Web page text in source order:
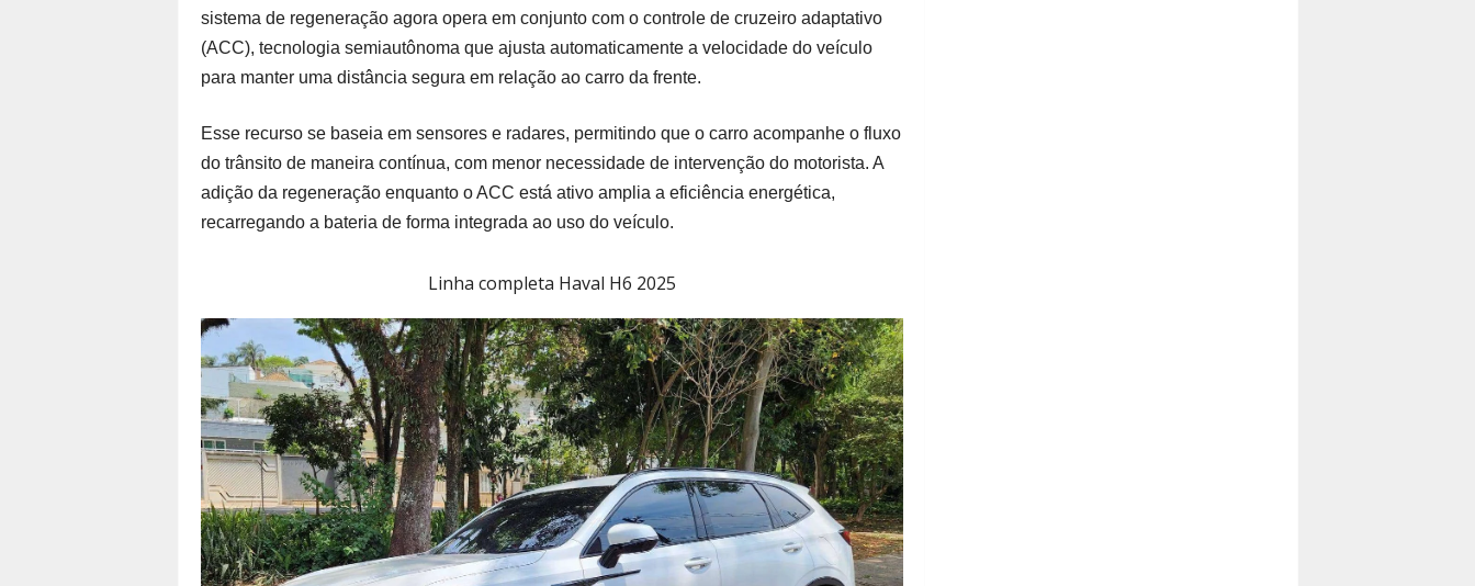
sistema de regeneração agora opera em conjunto com o controle de cruzeiro adaptativo
(ACC), tecnologia semiautônoma que ajusta automaticamente a velocidade do veículo
para manter uma distância segura em relação ao carro da frente.
Esse recurso se baseia em sensores e radares, permitindo que o carro acompanhe o fluxo
do trânsito de maneira contínua, com menor necessidade de intervenção do motorista. A
adição da regeneração enquanto o ACC está ativo amplia a eficiência energética,
recarregando a bateria de forma integrada ao uso do veículo.
Linha completa Haval H6 2025